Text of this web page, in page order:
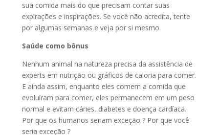
sua comida mais do que precisam contar suas
expirações e inspirações. Se você não acredita, tente
por algumas semanas e veja por si mesmo.
Saúde como bônus
Nenhum animal na natureza precisa da assistência de
experts em nutrição ou gráficos de caloria para comer.
E ainda assim, enquanto eles comem a comida que
evoluíram para comer, eles permanecem em um peso
normal e evitam cáries, diabetes e doença cardíaca.
Por que os humanos seriam exceção ? Por que você
seria exceção ?